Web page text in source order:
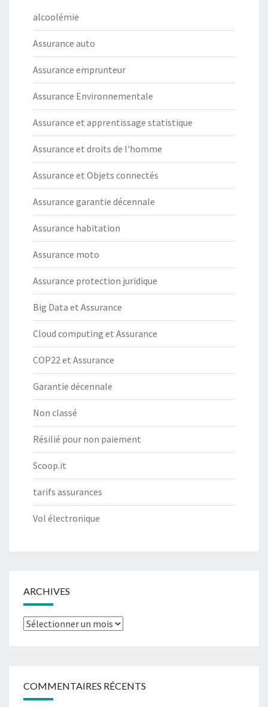
alcoolémie
Assurance auto
Assurance emprunteur
Assurance Environnementale
Assurance et apprentissage statistique
Assurance et droits de l'homme
Assurance et Objets connectés
Assurance garantie décennale
Assurance habitation
Assurance moto
Assurance protection juridique
Big Data et Assurance
Cloud computing et Assurance
COP22 et Assurance
Garantie décennale
Non classé
Résilié pour non paiement
Scoop.it
tarifs assurances
Vol électronique
ARCHIVES
Archives
COMMENTAIRES RÉCENTS